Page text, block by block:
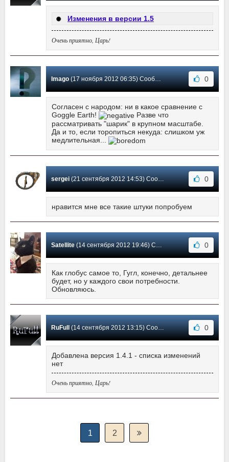
Изменения в версии 1.5
Очень приятно, Царь!
Imago(17 ноября 2012 06:35) Сообщение #10 0
Согласен с народом: ни в какое сравнение с
Goggle Earth!
Разве что
рассматривать "шарик" в крупном масштабе.
Да и то, если торопиться некуда: слишком уж
медлительная...
sergei(21 сентября 2012 14:53) Сообщение #9 0
нравится мне все такие штуки попробуем
Satellite(14 сентября 2012 19:46) Сообщение #8 0
Как глобус самое то, Гугл, конечно, детальнее
будет, но у каждого свои потребности.
Обновляюсь.
RuFull (14 сентября 2012 13:15) Сообщение #7 0
Добавлена версия 1.4.1 - списка изменений
нет
Очень приятно, Царь!
1 2